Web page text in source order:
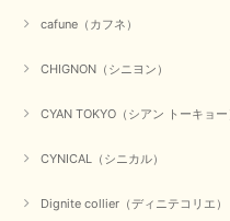
cafune（カフネ）
CHIGNON（シニヨン）
CYAN TOKYO（シアン トーキョー
CYNICAL（シニカル）
Dignite collier（ディニテコリエ）